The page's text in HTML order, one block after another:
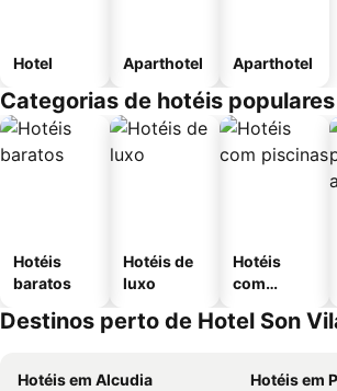
Hotel Aparthotel Aparthotel
Categorias de hotéis
Hotéis
baratos
Hotéis de
luxo
Hotéis
com
Destinos perto de Hotel Son
Hotéis em Alcudia
Hotéis em